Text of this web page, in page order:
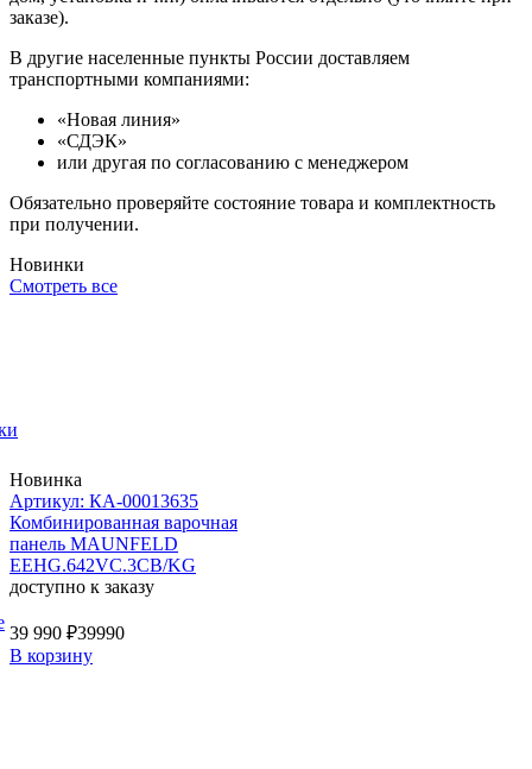
заказе).
В другие населенные пункты России доставляем
транспортными компаниями:
«Новая линия»
«СДЭК»
или другая по согласованию с менеджером
Обязательно проверяйте состояние товара и комплектность
при получении.
Новинки
Смотреть все
Новинка
Артикул: КА-00013635
Комбинированная варочная
панель MAUNFELD
EEHG.642VC.3CB/KG
доступно к заказу
39 990 ₽39990
В корзину